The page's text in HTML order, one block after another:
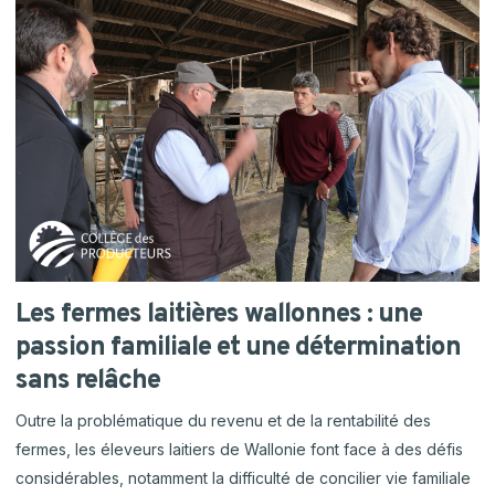
Les fermes laitières wallonnes : une
passion familiale et une détermination
sans relâche
Outre la problématique du revenu et de la rentabilité des
fermes, les éleveurs laitiers de Wallonie font face à des défis
considérables, notamment la difficulté de concilier vie familiale